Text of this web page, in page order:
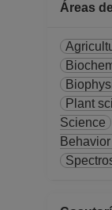
Áreas
Plant
Science